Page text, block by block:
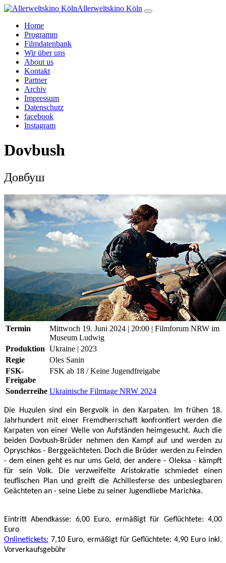
Allerweltskino Köln
Home
Programm
Filmdatenbank
Wir über uns
About us
Kontakt
Partner
Archiv
Impressum
Datenschutz
facebook
Instagram
Dovbush
Довбуш
Termin Mittwoch 19. Juni 2024 | 20:00 | Filmforum NRW im
Museum Ludwig
Produktion Ukraine | 2023
Regie
Oles Sanin
FSK-
Freigabe
FSK ab 18 / Keine Jugendfreigabe
Sonderreihe Ukrainische Filmtage NRW 2024
Die Huzulen sind ein Bergvolk in den Karpaten. Im frühen 18.
Jahrhundert mit einer Fremdherrschaft konfrontiert werden die
Karpaten von einer Welle von Aufständen heimgesucht. Auch die
beiden Dovbush-Brüder nehmen den Kampf auf und werden zu
Opryschkos - Berggeächteten. Doch die Brüder werden zu Feinden
- dem einen geht es nur ums Geld, der andere - Oleksa - kämpft
für sein Volk. Die verzweifelte Aristokratie schmiedet einen
teuflischen Plan und greift die Achillesferse des unbesiegbaren
Geächteten an - seine Liebe zu seiner Jugendliebe Marichka.
EintrittAbendkasse: 6,00 Euro, ermäßigt für Geflüchtete: 4,00
Euro
Onlinetickets: 7,10 Euro, ermäßigt für Geflüchtete: 4,90 Euro inkl.
Vorverkaufsgebühr